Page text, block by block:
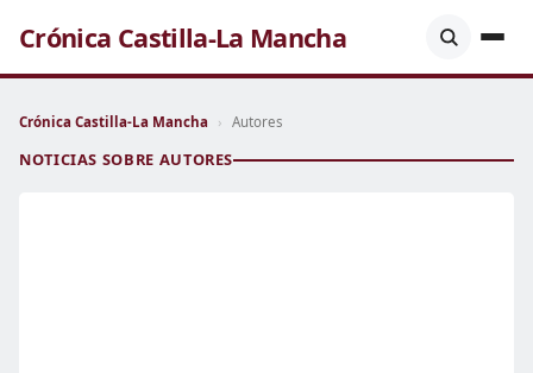
Crónica Castilla-La Mancha
Crónica Castilla-La Mancha › Autores
NOTICIAS SOBRE AUTORES